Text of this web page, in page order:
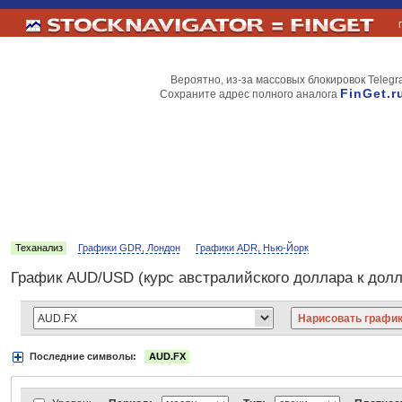
Вероятно, из-за массовых блокировок
Сохраните адрес полного аналога
Теханализ Графики GDR, Лондон Графики ADR, Нью-Йорк
График AUD/USD (курс австралийского доллара к
Последние символы:
AUD.FX
АДР Нью-Йорк:
Вымпелком Газпром Газпромнефть Киви ЛУКойл